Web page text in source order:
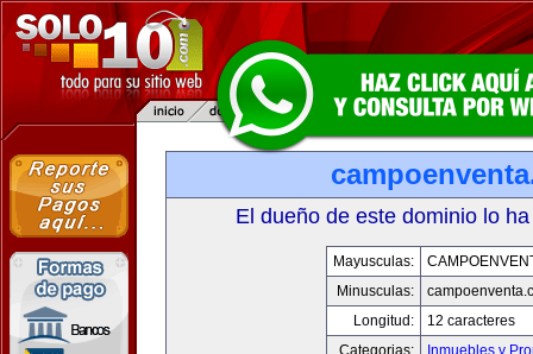
El dueño de este dominio lo
Mayusculas:
Minusculas:
Longitud:
12 caracteres
Categorias:
Inmuebles y